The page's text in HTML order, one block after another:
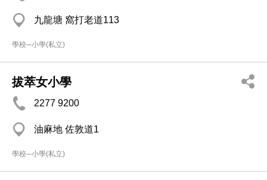
九龍塘 窩打老道113
學校─小學(私立)
拔萃女小學
2277 9200
油麻地 佐敦道1
學校─小學(私立)